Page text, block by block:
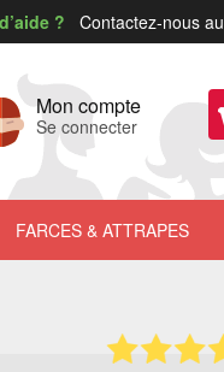
? Contactez-nous au
Mon compte
Se connecter
FARCES & ATTRAPES